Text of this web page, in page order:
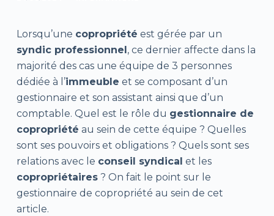
uLorsqu’une copropriété est gérée par un
syndic professionnel , ce dernier affecte dans la
majorité des cas une équipe de 3 personnes
dédiée à l’immeuble et se composant d’un
gestionnaire et son assistant ainsi que d’un
comptable. Quel est le rôle du gestionnaire de
copropriété au sein de cette équipe ? Quelles
sont ses pouvoirs et obligations ? Quels sont ses
relations avec le conseil syndical et les
copropriétaires? On fait le point sur le
gestionnaire de copropriété au sein de cet
article.